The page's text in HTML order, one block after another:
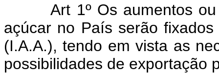
Art 1º Os aumentos
açúcar no País serão
(I.A.A.), tendo em vista as
possibilidades de exportação